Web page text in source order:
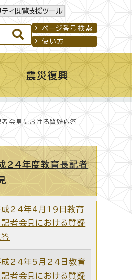
ティ閲覧支援ツール
ページ番号検索
使い方
震災復興
会見における質疑応答
24年度教育長記者
成24年4月19日教育
記者会見における質疑
答
成24年5月24日教育
記者会見における質疑